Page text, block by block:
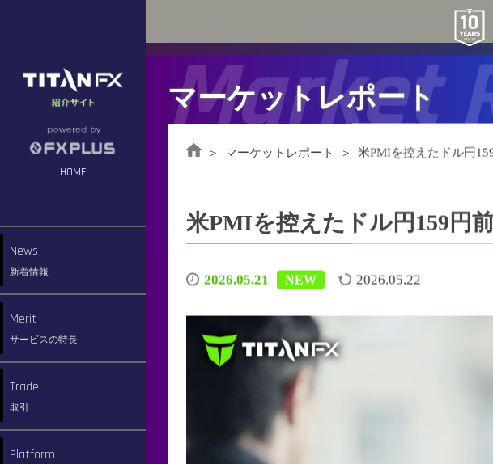
マーケットレポート
Market
マーケットレポート 米PMIを控えたドル円
米PMIを控えたドル円159円
2026.05.21 NEW 2026.05.22
HOME
News
新着情報
Merit
サービスの特長
Trade
取引
Platform Trading Tools